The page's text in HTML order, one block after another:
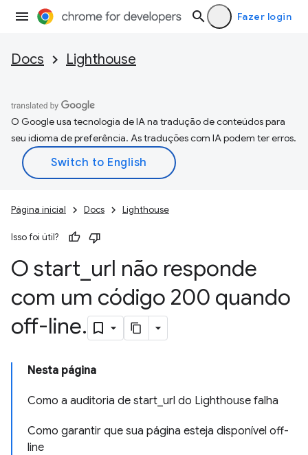
Fazer login
Docs Lighthouse
O Google usa tecnologia de IA na tradução de conteúdos para
seu idioma de preferência. As traduções com IA podem ter erros.
Página inicial Docs Lighthouse
Isso foi útil?
O start url não responde
com um código 200 quando
off-line.
Nesta página
Como a auditoria de start_url do Lighthouse falha
Como garantir que sua página esteja disponível off-
line